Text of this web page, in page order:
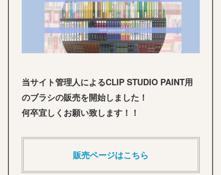
当サイト管理人によるCLIP STUDIO PAINT用
のブラシの販売を開始しました！
何卒宜しくお願い致します！！
販売ページはこちら